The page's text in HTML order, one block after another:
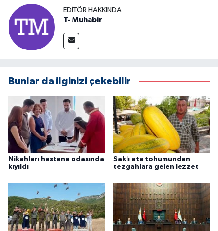
EDITÖR HAKKINDA
T- Muhabir
Bunlar da ilginizi çekebilir
Nikahları hastane odasında
kıyıldı
Saklı ata tohumundan
tezgahlara gelen lezzet